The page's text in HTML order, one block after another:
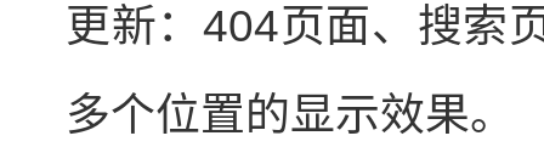
更新：404页面、搜索
多个位置的显示效果。